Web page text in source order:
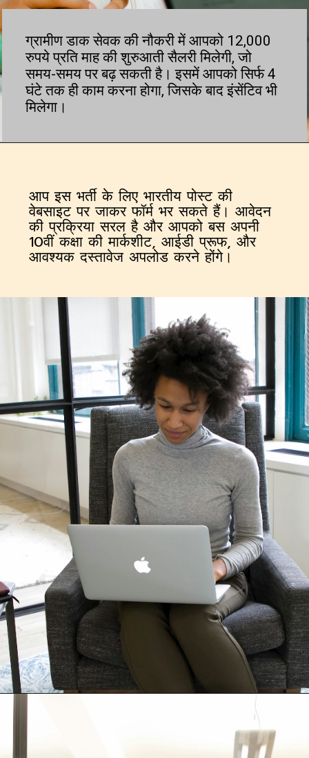
ग्रामीण डाक सेवक की नौकरी में आपको 12,000
रुपये प्रति माह की शुरुआती सैलरी मिलेगी, जो
समय-समय पर बढ़ सकती है। इसमें आपको सिर्फ 4
घंटे तक ही काम करना होगा, जिसके बाद इंसेंटिव भी
मिलेगा।
आप इस भर्ती के लिए भारतीय पोस्ट की
वेबसाइट पर जाकर फॉर्म भर सकते हैं। आवेदन
की प्रक्रिया सरल है और आपको बस अपनी
10वीं कक्षा की मार्कशीट, आईडी प्रूफ, और
आवश्यक दस्तावेज अपलोड करने होंगे।